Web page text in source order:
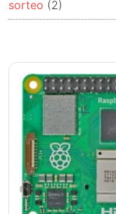
sorteo (2)